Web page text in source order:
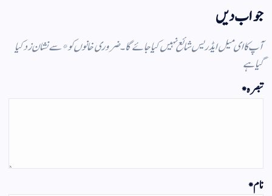
جواب دیں
آپ کا ای میل ایڈریس شائع نہیں کیا جائے گا۔ضروری خانوں کو*سے نشان زد کیا
گیا ہے
تبصرہ*
نام*